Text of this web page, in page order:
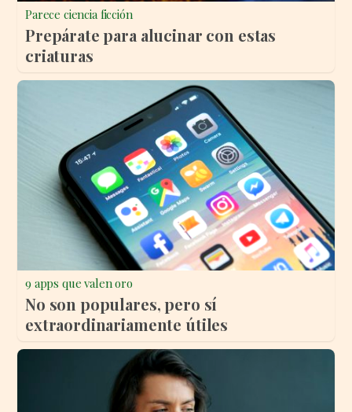
Parece ciencia ficción
Prepárate para alucinar con estas
criaturas
9 apps que valen oro
No son populares, pero sí
extraordinariamente útiles